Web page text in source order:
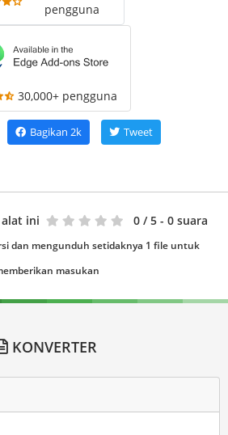
pengguna
30,000+ pengguna
Bagikan 2k Tweet
ini 0 / 5 - 0 suara
dan mengunduh setidaknya 1 file untuk
masukan
KONVERTER